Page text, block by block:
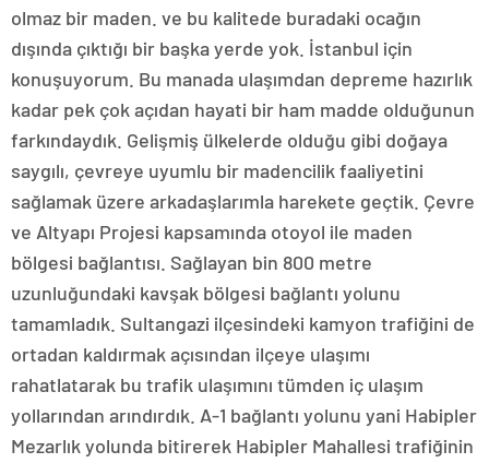
olmaz bir maden. ve bu kalitede buradaki ocağın
dışında çıktığı bir başka yerde yok. İstanbul için
konuşuyorum. Bu manada ulaşımdan depreme hazırlık
kadar pek çok açıdan hayati bir ham madde olduğunun
farkındaydık. Gelişmiş ülkelerde olduğu gibi doğaya
saygılı, çevreye uyumlu bir madencilik faaliyetini
sağlamak üzere arkadaşlarımla harekete geçtik. Çevre
ve Altyapı Projesi kapsamında otoyol ile maden
bölgesi bağlantısı. Sağlayan bin 800 metre
uzunluğundaki kavşak bölgesi bağlantı yolunu
tamamladık. Sultangazi ilçesindeki kamyon trafiğini de
ortadan kaldırmak açısından ilçeye ulaşımı
rahatlatarak bu trafik ulaşımını tümden iç ulaşım
yollarından arındırdık. A-1 bağlantı yolunu yani Habipler
Mezarlık yolunda bitirerek Habipler Mahallesi trafiğinin